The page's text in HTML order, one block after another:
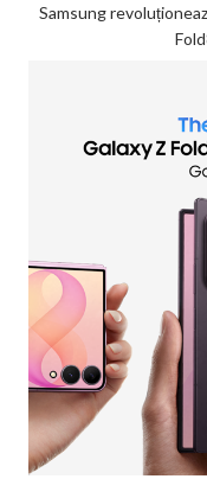
Samsung